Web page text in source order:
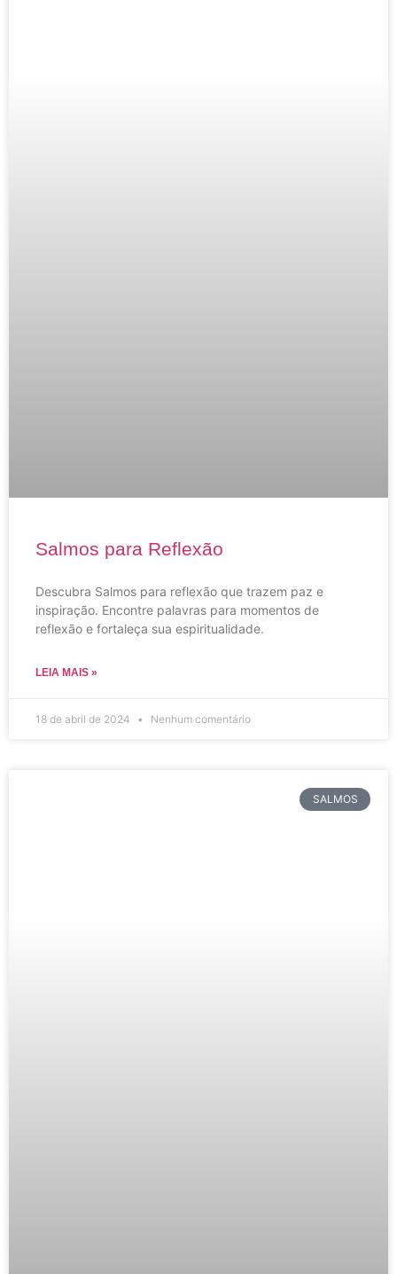
Salmos para Reflexão
Descubra Salmos para reflexão que trazem paz e
inspiração. Encontre palavras para momentos de
reflexão e fortaleça sua espiritualidade.
LEIA MAIS »
18 de abril de 2024 Nenhum comentário
SALMOS